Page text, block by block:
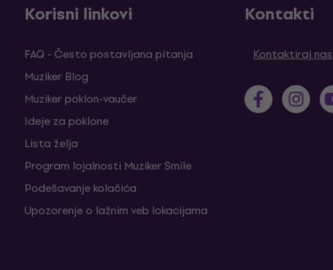
Korisni linkovi
FAQ - Često postavljana pitanja
Muziker Blog
Muziker poklon-vaučer
Ideje za poklone
Lista želja
Program lojalnosti Muziker Smile
Podešavanje kolačića
Upozorenje o lažnim veb lokacijama
Kontakti
Kontaktiraj nas